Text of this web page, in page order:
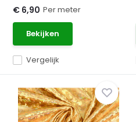
Vergelijk
€ 6,90 Per meter
Bekijken